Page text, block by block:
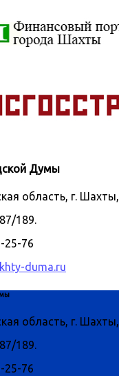
Думы
область, г. Шахты,
189.
25-76
duma.ru
область, г. Шахты,
189.
25-76